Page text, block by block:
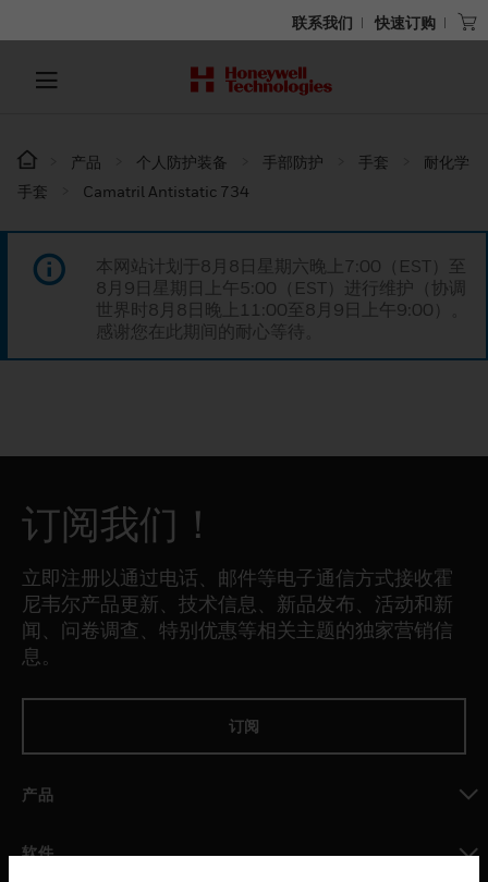
联系我们 快速订购
产品 个人防护装备 手部防护 手套
耐化学
手套
Camatril Antistatic 734
本网站计划于8月8日星期六晚上7:00（EST）至
8月9日星期日上午5:00（EST）进行维护（协调
世界时8月8日晚上11:00至8月9日上午9:00）。
感谢您在此期间的耐心等待。
订阅我们！
立即注册以通过电话、邮件等电子通信方式接收霍
尼韦尔产品更新、技术信息、新品发布、活动和新
闻、问卷调查、特别优惠等相关主题的独家营销信
息。
订阅
产品
软件